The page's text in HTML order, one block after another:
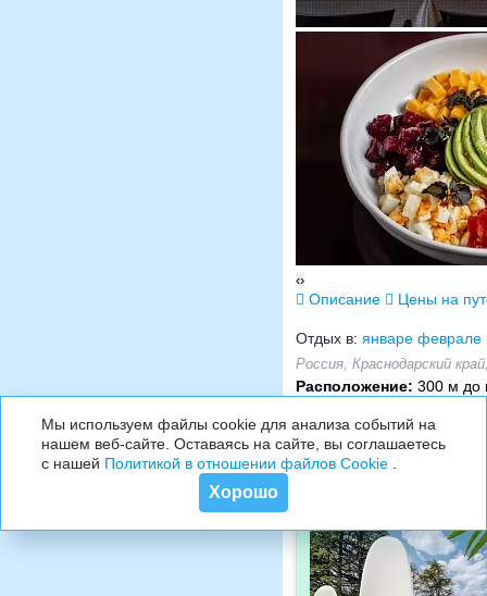
‹›
Описание Цены на
Отдых в: январе феврале
Россия, Краснодарский
Расположение: 300 м до
Мы используем файлы cookie для анализа событий на
нашем веб-сайте. Оставаясь на сайте, вы соглашаетесь
с нашей Политикой в отношении файлов Cookie.
Хорошо